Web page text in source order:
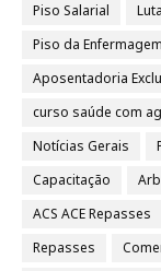
Piso Salarial
Piso da Enfermagem
Aposentadoria
curso saúde com
Notícias Gerais
Capacitação
ACS ACE Repasses
Repasses